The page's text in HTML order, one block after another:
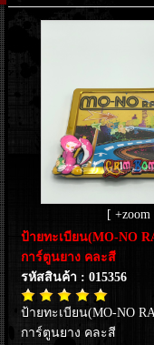
[ +zoom
ป้ายทะเบียน(MO-NO
การ์ตูนยาง คละสี
รหัสสินค้า : 015356
ป้ายทะเบียน(MO-NO
การ์ตูนยาง คละสี